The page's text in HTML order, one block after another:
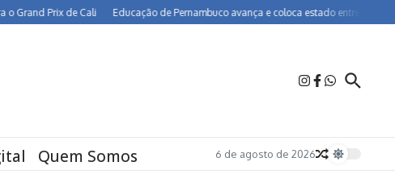
Prix de Cali Educação de Pernambuco avança e coloca estado entre os melhores
Quem Somos 6 de agosto de 2026